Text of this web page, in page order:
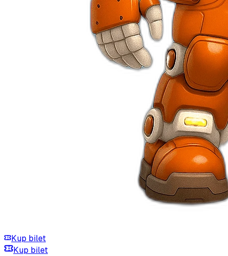
Kup bilet
Kup bilet